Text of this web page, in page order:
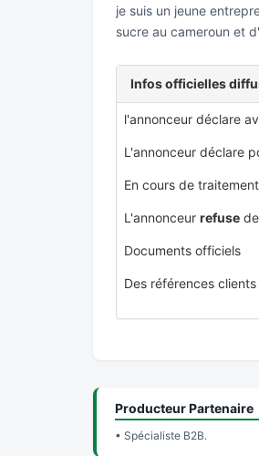
je suis un jeune
sucre au cameroun et
Infos officielles
l'annonceur déclare
L'annonceur déclare
En cours de
L'annonceur refuse
Documents officiels
Des références clients
Producteur Partenaire
• Spécialiste B2B.